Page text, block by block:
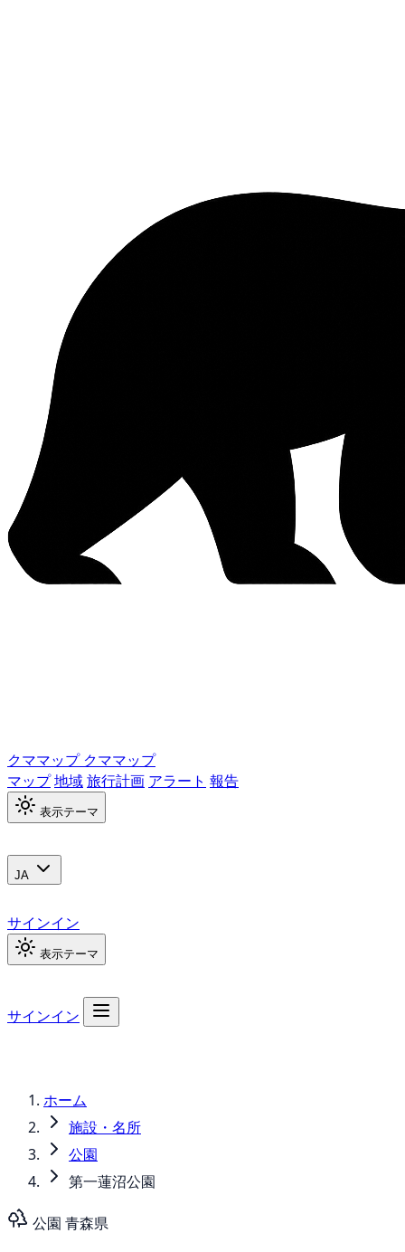
クママップ クママップ
マップ地域旅行計画 アラート 報告
表示テーマ
JA
サインイン
表示テーマ
サインイン
ホーム
施設・名所
公園
第一蓮沼公園
公園 青森県